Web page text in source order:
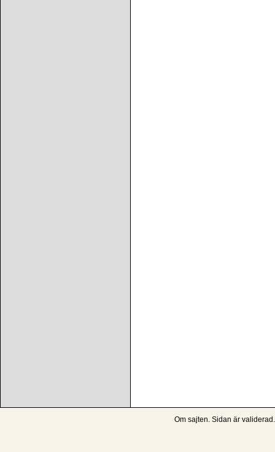
Om sajten. Sidan är validerad